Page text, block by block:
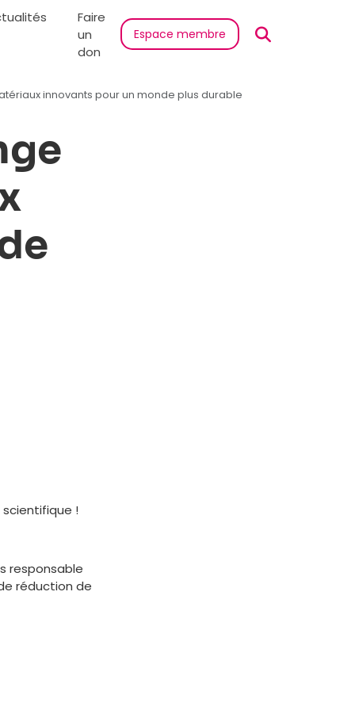
Faire
un
don
Espace membre
innovants pour un monde plus durable
!
responsable
réduction de